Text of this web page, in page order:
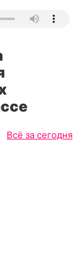
Всё за сегодня